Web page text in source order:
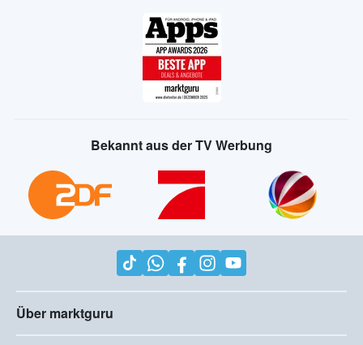
Bekannt aus der TV Werbung
Über marktguru